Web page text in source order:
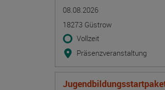
08.08.2026
18273 Güstrow
Vollzeit
Präsenzveranstaltung